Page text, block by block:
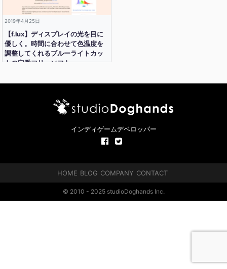
2019年4月25日
【f.lux】ディスプレイの光を目に
優しく。時間に合わせて色温度を
調整してくれるブルーライトカッ
トの定番フリーソフト
インディゲームデベロッパー
HOME BLOG COMPANY CONTACT
© 2010 - 2025 studioDoghands Inc.